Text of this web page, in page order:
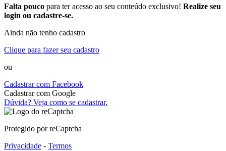
Falta pouco para ter acesso ao seu conteúdo exclusivo! Realize seu
login ou cadastre-se.
Ainda não tenho cadastro
Clique para fazer seu cadastro
ou
Cadastrar com Facebook
Cadastrar com Google
Dúvida? Veja como se cadastrar.
Protegido por reCaptcha
Privacidade - Termos